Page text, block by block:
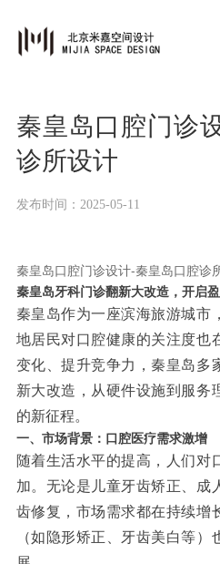
秦皇岛口腔门诊
诊所设计
发布时间：2025-05-11
秦皇岛口腔门诊设计-秦皇岛口腔诊
秦皇岛牙科门诊翻新大改造，开启
秦皇岛作为一座滨海旅游城市
地居民对口腔健康的关注度也
变化、提升竞争力，秦皇岛多
新大改造，从硬件设施到服务
的新征程。
一、市场背景：口腔医疗需求激增
随着生活水平的提高，人们对
加。无论是儿童牙齿矫正、成
齿修复，市场需求都在持续增
（如隐形矫正、牙齿美白等